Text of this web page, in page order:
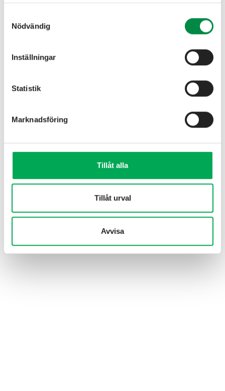
Nödvändig
Inställningar
Statistik
Marknadsföring
Tillåt alla
Tillåt urval
Avvisa
036-860 24 00
info@haboenergi.se